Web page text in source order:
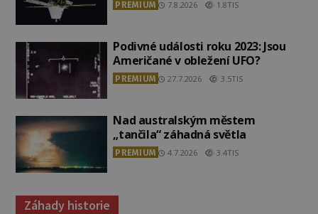
PREMIUM 7.8.2026 1.8TIS
Podivné události roku 2023: Jsou
Američané v obležení UFO?
PREMIUM 27.7.2026 3.5TIS
Nad australským městem
„tančila“ záhadná světla
PREMIUM 4.7.2026 3.4TIS
Záhady historie